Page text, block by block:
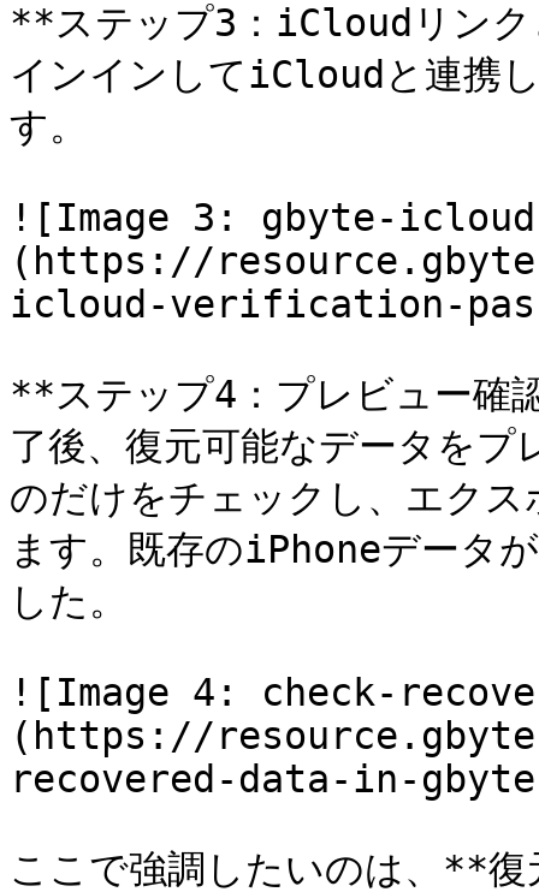
**ステップ3：iCloudリン
インインしてiCloudと連携
す。
![Image 3: gbyte-
(https://
icloud-verification-
**ステップ4：プレビュー確
了後、復元可能なデータを
のだけをチェックし、エク
ます。既存のiPhoneデータ
した。
![Image 4: check-
(https://
recovered-data-in-
ここで強調したいのは、**